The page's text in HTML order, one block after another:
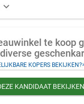

te koop
KOPERS
KANDIDAAT BEKIJKEN